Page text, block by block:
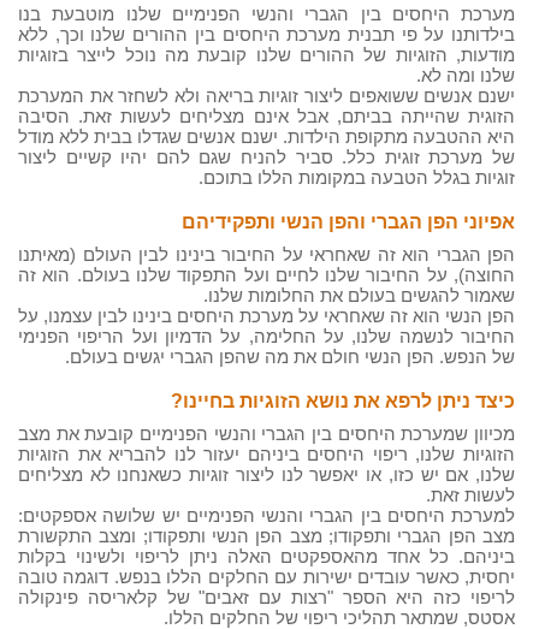
מערכת היחסים בין הגברי והנשי הפנימיים שלנו מוטבעת בנו
בילדותנו על פי תבנית מערכת היחסים בין ההורים שלנו וכך, ללא
מודעות, הזוגיות של ההורים שלנו קובעת מה נוכל לייצר בזוגיות
שלנו ומה לא.
ישנם אנשים ששואפים ליצור זוגיות בריאה ולא לשחזר את המערכת
הזוגית שהייתה בביתם, אבל אינם מצליחים לעשות זאת. הסיבה
היא ההטבעה מתקופת הילדות. ישנם אנשים שגדלו בבית ללא מודל
של מערכת זוגית כלל. סביר להניח שגם להם יהיו קשיים ליצור
זוגיות בגלל הטבעה במקומות הללו בתוכם.
אפיוני הפן הגברי והפן הנשי ותפקידיהם
הפן הגברי הוא זה שאחראי על החיבור בינינו לבין העולם (מאיתנו
החוצה), על החיבור שלנו לחיים ועל התפקוד שלנו בעולם. הוא זה
שאמור להגשים בעולם את החלומות שלנו.
הפן הנשי הוא זה שאחראי על מערכת היחסים בינינו לבין עצמנו, על
החיבור לנשמה שלנו, על החלימה, על הדמיון ועל הריפוי הפנימי
של הנפש. הפן הנשי חולם את מה שהפן הגברי יגשים בעולם.
כיצד ניתן לרפא את נושא הזוגיות בחיינו?
מכיוון שמערכת היחסים בין הגברי והנשי הפנימיים קובעת את מצב
הזוגיות שלנו, ריפוי היחסים ביניהם יעזור לנו להבריא את הזוגיות
שלנו, אם יש כזו, או יאפשר לנו ליצור זוגיות כשאנחנו לא מצליחים
לעשות זאת.
למערכת היחסים בין הגברי והנשי הפנימיים יש שלושה אספקטים:
מצב הפן הגברי ותפקודו; מצב הפן הנשי ותפקודו; ומצב התקשורת
ביניהם. כל אחד מהאספקטים האלה ניתן לריפוי ולשינוי בקלות
יחסית, כאשר עובדים ישירות עם החלקים הללו בנפש. דוגמה טובה
לריפוי כזה היא הספר "רצות עם זאבים" של קלאריסה פינקולה
אסטס, שמתאר תהליכי ריפוי של החלקים הללו.